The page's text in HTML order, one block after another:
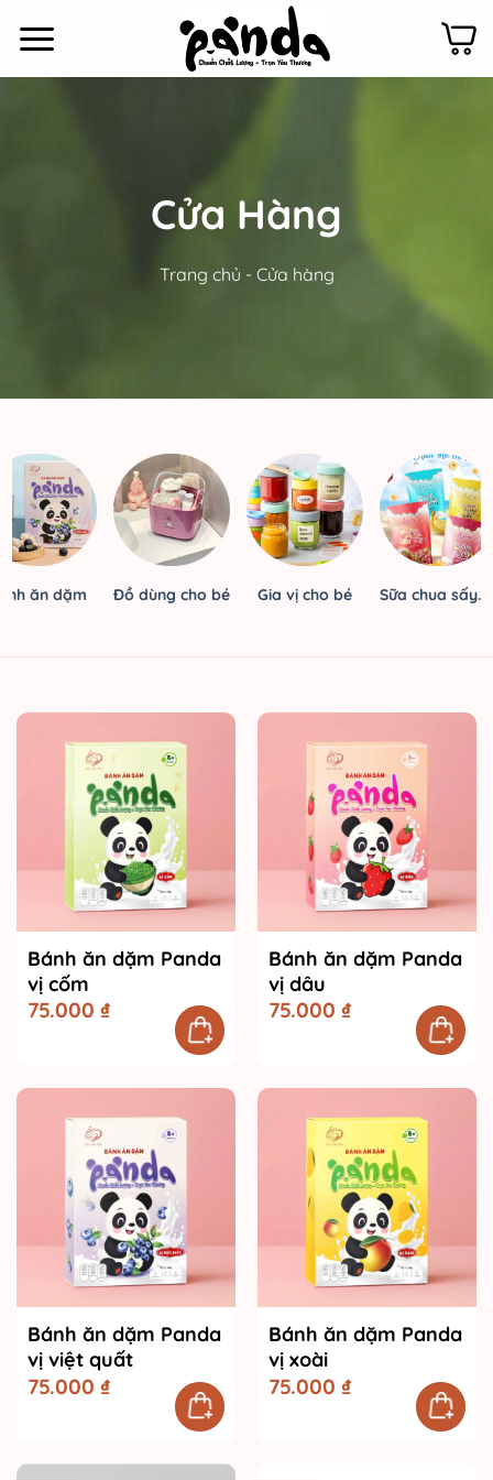
qua
Cửa Hàng
Trang chủ - Cửa hàng
ăn dặm Đồ dùng cho bé Gia vị cho bé
Sữa chua sấy
Bánh ăn dặm Panda
vị cốm
75.000 ₫
Bánh ăn dặm Panda
vị dâu
75.000 ₫
Bánh ăn dặm Panda
vị việt quất
75.000 ₫
Bánh ăn dặm Panda
vị xoài
75.000 ₫